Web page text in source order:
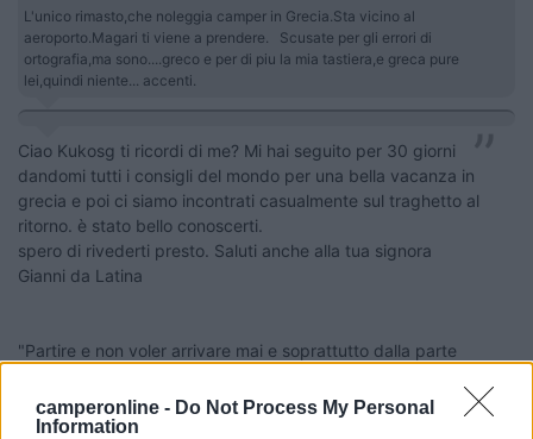
camperonline - Do Not Process My Personal
Information
L'unico rimasto,che noleggia camper in Grecia.Sta vicino al
aeroporto.Magari ti viene a prendere. Scusate per gli errori di
ortografia,ma sono....greco e per di piu la mia tastiera,e greca pure
lei,quindi niente... accenti.
Ciao Kukosg ti ricordi di me? Mi hai seguito per 30 giorni
dandomi tutti i consigli del mondo per una bella vacanza in
grecia e poi ci siamo incontrati casualmente sul traghetto al
ritorno. è stato bello conoscerti.
spero di rivederti presto. Saluti anche alla tua signora
Gianni da Latina
"Partire e non voler arrivare mai e soprattutto dalla parte